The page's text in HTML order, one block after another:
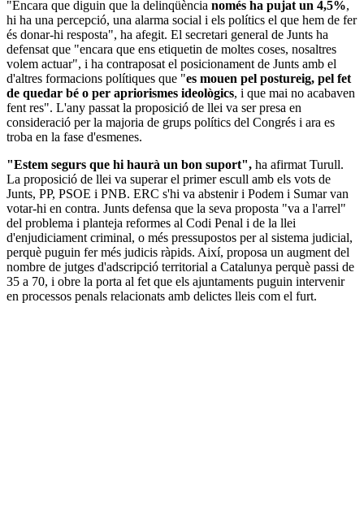
"Encara que diguin que la delinqüència només ha pujat un 4,5%,
hi ha una percepció, una alarma social i els polítics el que hem de fer
és donar-hi resposta", ha afegit. El secretari general de Junts ha
defensat que "encara que ens etiquetin de moltes coses, nosaltres
volem actuar", i ha contraposat el posicionament de Junts amb el
d'altres formacions polítiques que "es mouen pel postureig, pel fet
de quedar bé o per apriorismes ideològics, i que mai no acabaven
fent res". L'any passat la proposició de llei va ser presa en
consideració per la majoria de grups polítics del Congrés i ara es
troba en la fase d'esmenes.
"Estem segurs que hi haurà un bon suport", ha afirmat Turull.
La proposició de llei va superar el primer escull amb els vots de
Junts, PP, PSOE i PNB. ERC s'hi va abstenir i Podem i Sumar van
votar-hi en contra. Junts defensa que la seva proposta "va a l'arrel"
del problema i planteja reformes al Codi Penal i de la llei
d'enjudiciament criminal, o més pressupostos per al sistema judicial,
perquè puguin fer més judicis ràpids. Així, proposa un augment del
nombre de jutges d'adscripció territorial a Catalunya perquè passi de
35 a 70, i obre la porta al fet que els ajuntaments puguin intervenir
en processos penals relacionats amb delictes lleis com el furt.